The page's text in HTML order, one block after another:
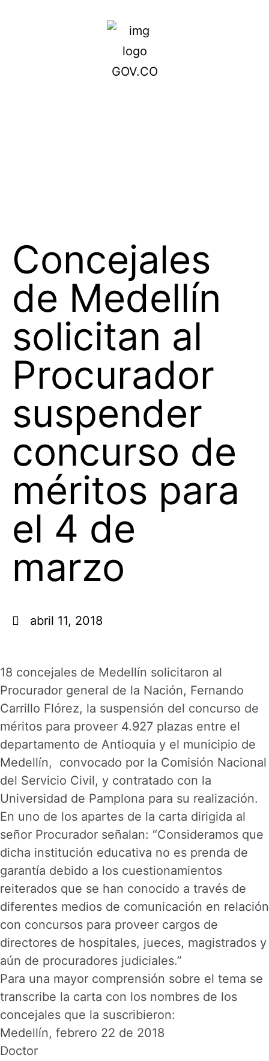
Concejales
de Medellín
solicitan al
Procurador
suspender
concurso de
méritos para
el 4 de
marzo
abril 11, 2018
18 concejales de Medellín solicitaron al
Procurador general de la Nación, Fernando
Carrillo Flórez, la suspensión del concurso de
méritos para proveer 4.927 plazas entre el
departamento de Antioquia y el municipio de
Medellín, convocado por la Comisión Nacional
del Servicio Civil, y contratado con la
Universidad de Pamplona para su realización.
En uno de los apartes de la carta dirigida al
señor Procurador señalan: “Consideramos que
dicha institución educativa no es prenda de
garantía debido a los cuestionamientos
reiterados que se han conocido a través de
diferentes medios de comunicación en relación
con concursos para proveer cargos de
directores de hospitales, jueces, magistrados y
aún de procuradores judiciales.”
Para una mayor comprensión sobre el tema se
transcribe la carta con los nombres de los
concejales que la suscribieron:
Medellín, febrero 22 de 2018
Doctor